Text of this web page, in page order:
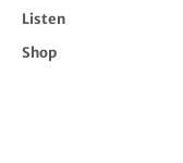
Listen
Shop